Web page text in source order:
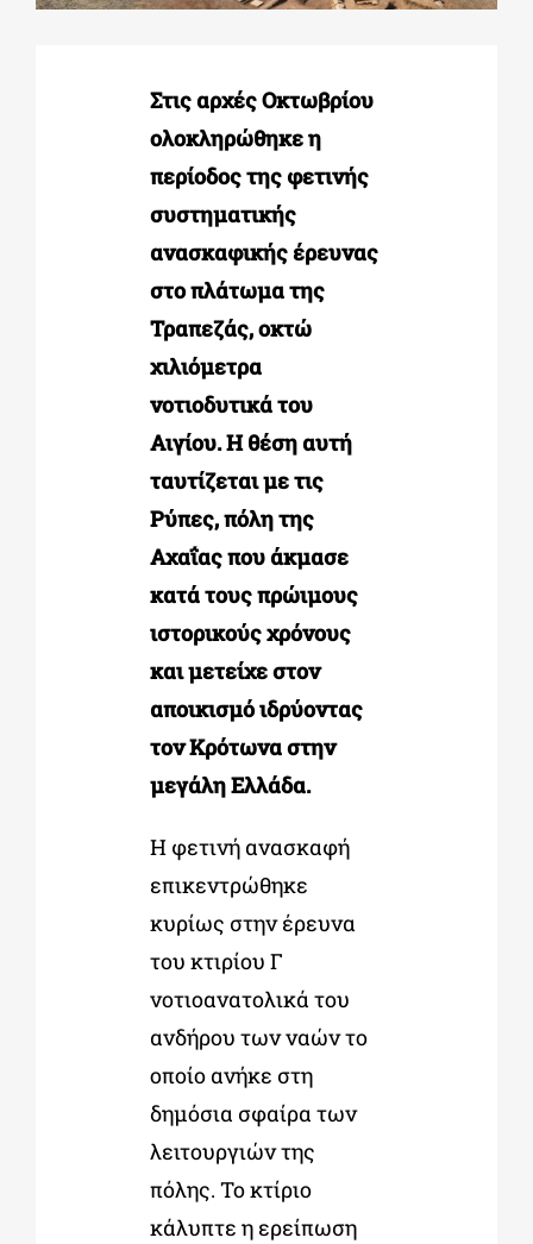
ΕΚΠΑΙΔΕΥΤΙΚΑ ΙΔΡΥΜΑΤΑ
ΠΟΛΙΤΙΣΤΙΚΟΙ ΦΟΡΕΙΣ
Στις αρχές Οκτωβρίου
ολοκληρώθηκε η
περίοδος της φετινής
συστηματικής
ανασκαφικής έρευνας
στο πλάτωμα της
Τραπεζάς, οκτώ
χιλιόμετρα
νοτιοδυτικά του
Αιγίου. Η θέση αυτή
ταυτίζεται με τις
Ρύπες, πόλη της
Αχαΐας που άκμασε
κατά τους πρώιμους
ιστορικούς χρόνους
και μετείχε στον
αποικισμό ιδρύοντας
τον Κρότωνα στην
μεγάλη Ελλάδα.
Η φετινή ανασκαφή
επικεντρώθηκε
κυρίως στην έρευνα
του κτιρίου Γ
νοτιοανατολικά του
ανδήρου των ναών το
οποίο ανήκε στη
δημόσια σφαίρα των
λειτουργιών της
πόλης. Το κτίριο
κάλυπτε η ερείπωση